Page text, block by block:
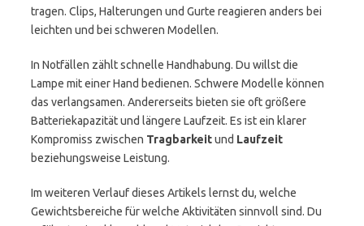
tragen. Clips, Halterungen und Gurte reagieren anders bei
leichten und bei schweren Modellen.
In Notfällen zählt schnelle Handhabung. Du willst die
Lampe mit einer Hand bedienen. Schwere Modelle können
das verlangsamen. Andererseits bieten sie oft größere
Batteriekapazität und längere Laufzeit. Es ist ein klarer
Kompromiss zwischen Tragbarkeitund Laufzeit
beziehungsweise Leistung.
Im weiteren Verlauf dieses Artikels lernst du, welche
Gewichtsbereiche für welche Aktivitäten sinnvoll sind. Du